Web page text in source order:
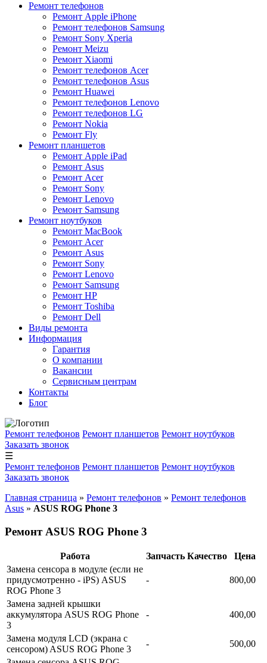
Ремонт телефонов
Ремонт Apple iPhone
Ремонт телефонов Samsung
Ремонт Sony Xperia
Ремонт Meizu
Ремонт Xiaomi
Ремонт телефонов Acer
Ремонт телефонов Asus
Ремонт Huawei
Ремонт телефонов Lenovo
Ремонт телефонов LG
Ремонт Nokia
Ремонт Fly
Ремонт планшетов
Ремонт Apple iPad
Ремонт Asus
Ремонт Acer
Ремонт Sony
Ремонт Lenovo
Ремонт Samsung
Ремонт ноутбуков
Ремонт MacBook
Ремонт Acer
Ремонт Asus
Ремонт Sony
Ремонт Lenovo
Ремонт Samsung
Ремонт HP
Ремонт Toshiba
Ремонт Dell
Виды ремонта
Информация
Гарантия
О компании
Вакансии
Сервисным центрам
Контакты
Блог
Ремонт телефонов Ремонт планшетов Ремонт ноутбуков
Заказать звонок
☰
Ремонт телефонов Ремонт планшетов Ремонт ноутбуков
Заказать звонок
Главная страница » Ремонт телефонов » Ремонт телефонов
Asus » ASUS ROG Phone 3
Ремонт ASUS ROG Phone 3
Работа Запчасть Качество
Цена
Замена сенсора в модуле (если не
придусмотренно - iPS) ASUS
ROG Phone 3
- 800,00
Замена задней крышки
аккумулятора ASUS ROG Phone
3
- 400,00
Замена модуля LCD (экрана с
сенсором) ASUS ROG Phone 3
-
500,00